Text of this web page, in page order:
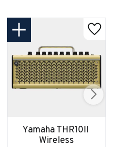
Yamaha THR10II
Wireless